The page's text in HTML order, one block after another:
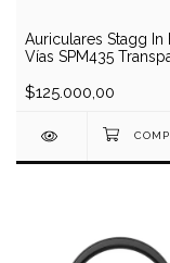
Auriculares Stagg In
Vías SPM435
$125.000,00